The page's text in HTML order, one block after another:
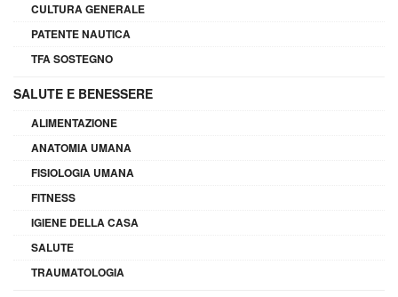
CULTURA GENERALE
PATENTE NAUTICA
TFA SOSTEGNO
SALUTE E BENESSERE
ALIMENTAZIONE
ANATOMIA UMANA
FISIOLOGIA UMANA
FITNESS
IGIENE DELLA CASA
SALUTE
TRAUMATOLOGIA